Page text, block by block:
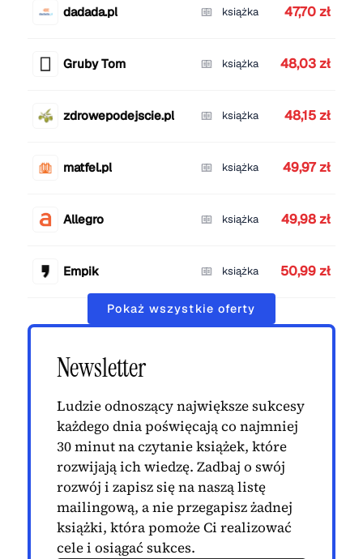
dadada.pl książka 47,70 zł
Gruby Tom książka 48,03 zł
zdrowepodejscie.pl książka 48,15 zł
matfel.pl książka 49,97 zł
Allegro książka 49,98 zł
Empik książka 50,99 zł
Pokaż wszystkie oferty
Newsletter
Ludzie odnoszący największe sukcesy
każdego dnia poświęcają co najmniej
30 minut na czytanie książek, które
rozwijają ich wiedzę. Zadbaj o swój
rozwój i zapisz się na naszą listę
mailingową, a nie przegapisz żadnej
książki, która pomoże Ci realizować
cele i osiągać sukces.